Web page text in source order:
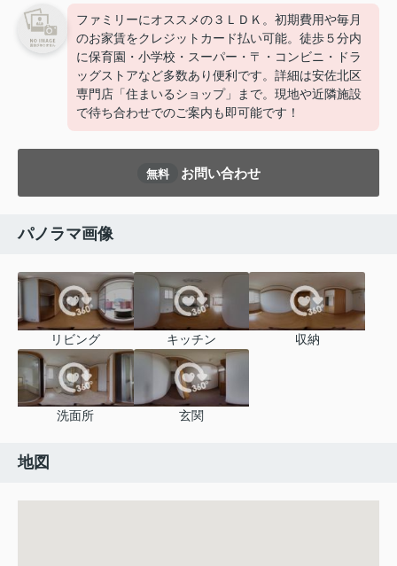
ファミリーにオススメの３ＬＤＫ。初期費用や毎月
のお家賃をクレジットカード払い可能。徒歩５分内
に保育園・小学校・スーパー・〒・コンビニ・ドラ
ッグストアなど多数あり便利です。詳細は安佐北区
専門店「住まいるショップ」まで。現地や近隣施設
で待ち合わせでのご案内も即可能です！
無料 お問い合わせ
パノラマ画像
リビング キッチン 収納
洗面所 玄関
地図